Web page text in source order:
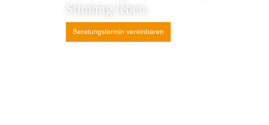
Stimmig leben.
Beratungstermin vereinbaren